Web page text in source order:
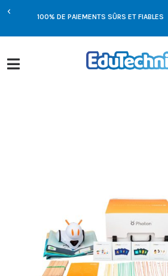
100% DE PAIEMENTS SÛRS ET FIABLES